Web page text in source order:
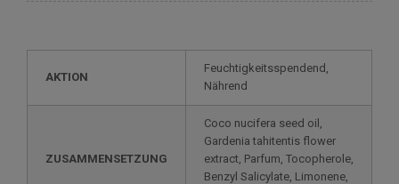
AKTION
Feuchtigkeitsspendend,
Nährend
ZUSAMMENSETZUNG
Coco nucifera seed oil,
Gardenia tahitentis flower
extract, Parfum, Tocopherole,
Benzyl Salicylate, Limonene,